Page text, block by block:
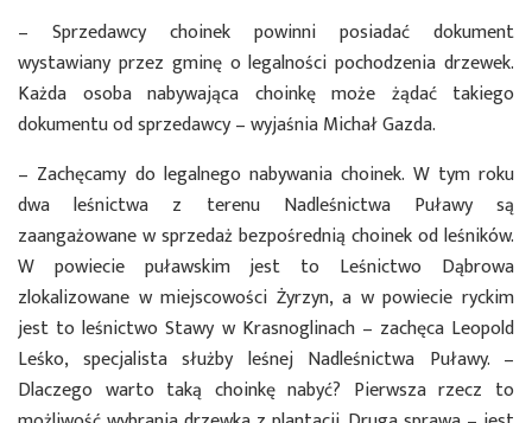
– Sprzedawcy choinek powinni posiadać dokument
wystawiany przez gminę o legalności pochodzenia drzewek.
Każda osoba nabywająca choinkę może żądać takiego
dokumentu od sprzedawcy – wyjaśnia Michał Gazda.
– Zachęcamy do legalnego nabywania choinek. W tym roku
dwa leśnictwa z terenu Nadleśnictwa Puławy są
zaangażowane w sprzedaż bezpośrednią choinek od leśników.
W powiecie puławskim jest to Leśnictwo Dąbrowa
zlokalizowane w miejscowości Żyrzyn, a w powiecie ryckim
jest to leśnictwo Stawy w Krasnoglinach – zachęca Leopold
Leśko, specjalista służby leśnej Nadleśnictwa Puławy. –
Dlaczego warto taką choinkę nabyć? Pierwsza rzecz to